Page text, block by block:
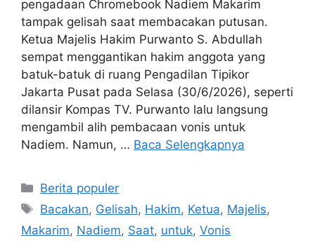
pengadaan Chromebook Nadiem Makarim
tampak gelisah saat membacakan putusan.
Ketua Majelis Hakim Purwanto S. Abdullah
sempat menggantikan hakim anggota yang
batuk-batuk di ruang Pengadilan Tipikor
Jakarta Pusat pada Selasa (30/6/2026), seperti
dilansir Kompas TV. Purwanto lalu langsung
mengambil alih pembacaan vonis untuk
Nadiem. Namun, … Baca Selengkapnya
Kategori
Berita populer
Tag
Bacakan, Gelisah, Hakim, Ketua, Majelis,
Makarim, Nadiem, Saat, untuk, Vonis